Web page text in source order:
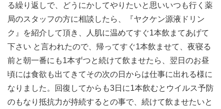
る繰り返しで、どうにかしてやりたいと思いいつも行く薬
局のスタッフの方に相談したら、『ヤクケン源液ドリン
ク』を紹介して頂き、人肌に温めてすぐ1本飲まてあげて
下さい と言われたので、帰ってすぐ1本飲ませて、夜寝る
前と朝一番にも1本ずつと続けて飲ませたら、翌日のお昼
頃には食欲も出てきてその次の日からは仕事に出れる様に
なりました。回復してからも3日に1本飲むとウイルス予防
のもなり抵抗力が持続するとの事で、続けて飲ませたいと